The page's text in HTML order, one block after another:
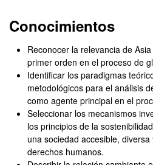
Conocimientos
Reconocer la relevancia de
primer orden en el proceso de
Identificar los paradigmas
metodológicos para el análisis
como agente principal en el
Seleccionar los mecanismos
los principios de la
una sociedad accesible,
derechos humanos.